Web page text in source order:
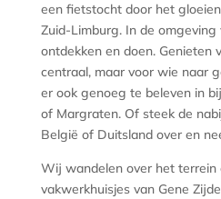
een fietstocht door het
Zuid-Limburg. In de
ontdekken en doen. Genieten
centraal, maar voor wie naar
er ook genoeg te beleven in
of Margraten. Of steek de
België of Duitsland over en
Wij wandelen over het terrein
vakwerkhuisjes van Gene